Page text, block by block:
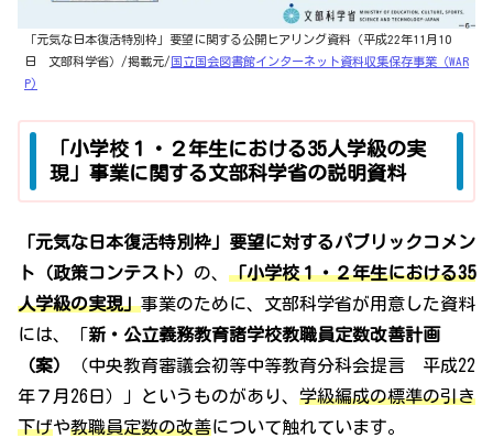
「元気な日本復活特別枠」要望に関する公開ヒアリング資料（平成22年11月10
日 文部科学省）/掲載元/国立国会図書館インターネット資料収集保存事業（WAR
P)
「小学校１・２年生における35人学級の実
現」事業に関する文部科学省の説明資料
「元気な日本復活特別枠」要望に対するパブリックコメン
ト（政策コンテスト） の、 「小学校１・２年生における35
人学級の実現」事業のために、文部科学省が用意した資料
には、「新・公立義務教育諸学校教職員定数改善計画
（案）
（中央教育審議会初等中等教育分科会提言 平成22
年７月26日）」というものがあり、 学級編成の標準の引き
下げや教職員定数の改善について触れています。